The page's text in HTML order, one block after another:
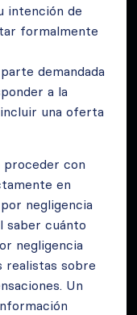
intención de
formalmente
demandada
a la
una oferta
proceder con
en
negligencia
saber cuánto
negligencia
realistas sobre
Un